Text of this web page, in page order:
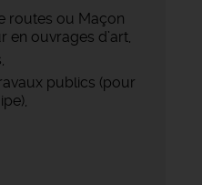
routes ou Maçon
en ouvrages d’art,
publics (pour